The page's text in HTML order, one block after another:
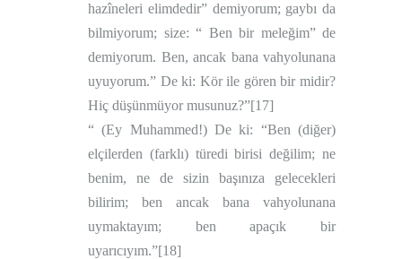
hazîneleri elimdedir” demiyorum; gaybı da
bilmiyorum; size: “ Ben bir meleğim” de
demiyorum. Ben, ancak bana vahyolunana
uyuyorum.” De ki: Kör ile gören bir midir?
Hiç düşünmüyor musunuz?”[17]
“ (Ey Muhammed!) De ki: “Ben (diğer)
elçilerden (farklı) türedi birisi değilim; ne
benim, ne de sizin başınıza gelecekleri
bilirim; ben ancak bana vahyolunana
uymaktayım; ben apaçık bir
uyarıcıyım.”[18]